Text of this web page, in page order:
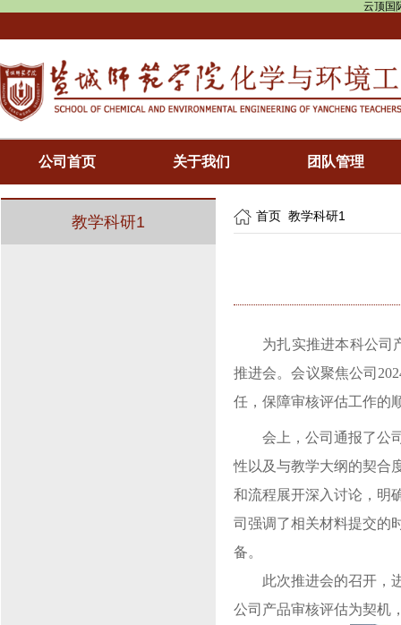
云顶国
公司首页 关于我们 团队管理
教学科研1 首页 教学科研1
为扎实推进本科公司
推进会。会议聚焦公司 20
任，保障审核评估工作的
会上，公司通报了公
性以及与教学大纲的契合
和流程展开深入讨论，明
司强调了相关材料提交的
备。
此次推进会的召开，
公司产品审核评估为契机